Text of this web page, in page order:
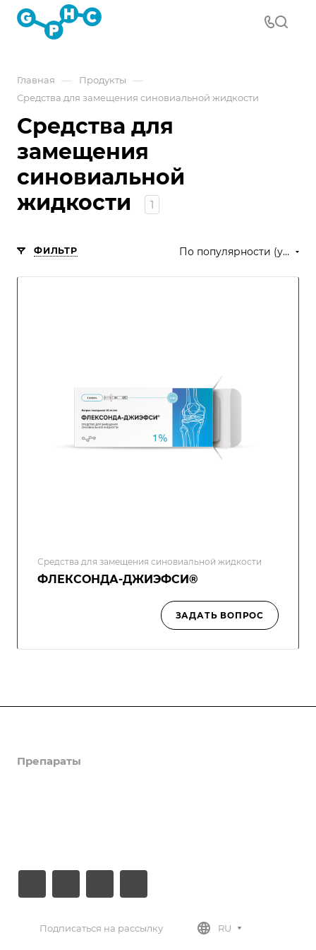
Главная — Продукты —
Средства для замещения синовиальной жидкости
Средства для
замещения
синовиальной
жидкости
1
ФИЛЬТР По популярности (убывание)
Средства для замещения синовиальной жидкости
ФЛЕКСОНДА-ДЖИЭФСИ®
ЗАДАТЬ ВОПРОС
Препараты
Подписаться на рассылку RU